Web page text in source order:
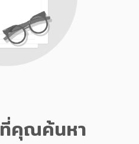
ที่คุณค้นหา